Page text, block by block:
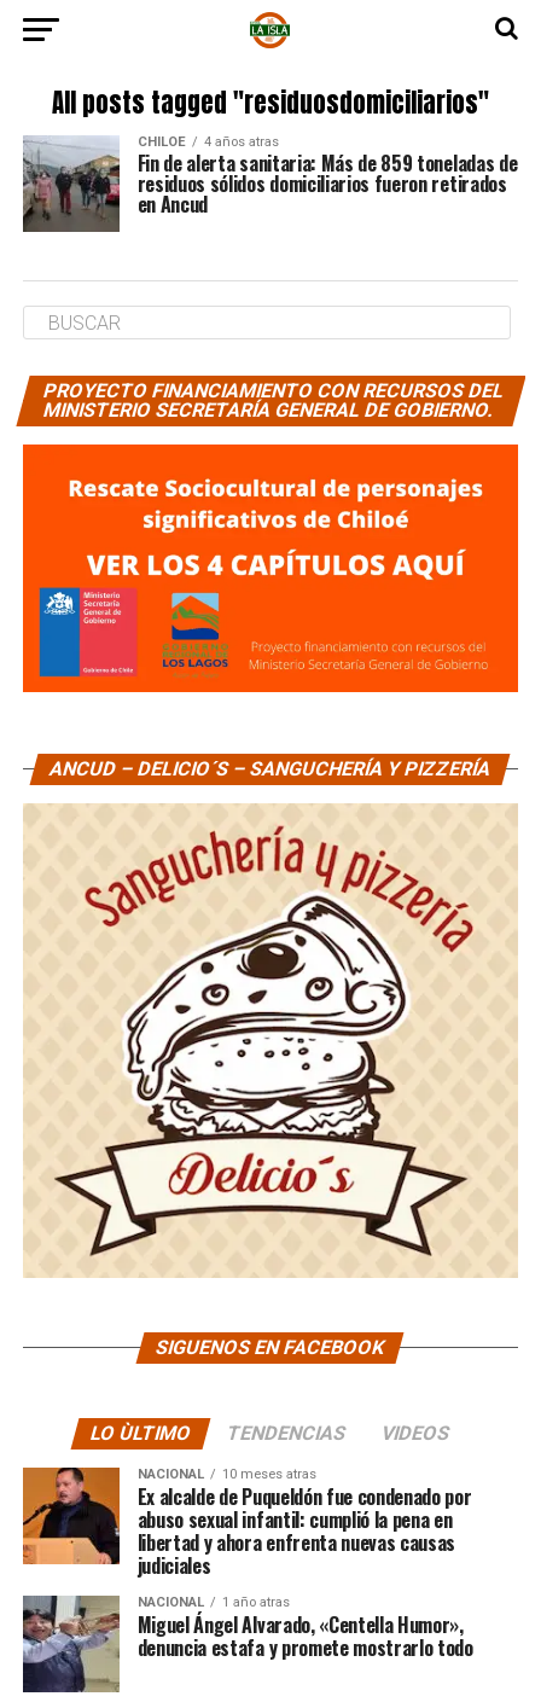
All posts tagged "residuosdomiciliarios"
CHILOE 4 años atras
Fin de alerta sanitaria: Más de 859 toneladas de
residuos sólidos domiciliarios fueron retirados
en Ancud
PROYECTO FINANCIAMIENTO CON RECURSOS DEL
MINISTERIO SECRETARÍA GENERAL DE GOBIERNO.
ANCUD – DELICIO´S – SANGUCHERÍA Y PIZZERÍA
SIGUENOS EN FACEBOOK
LO ÙLTIMO TENDENCIAS VIDEOS
NACIONAL 10 meses atras
Ex alcalde de Puqueldón fue condenado por
abuso sexual infantil: cumplió la pena en
libertad y ahora enfrenta nuevas causas
judiciales
NACIONAL 1 año atras
Miguel Ángel Alvarado, «Centella Humor»,
denuncia estafa y promete mostrarlo todo